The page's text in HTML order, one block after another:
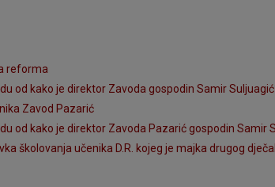
reforma
od kako je direktor Zavoda gospodin Samir
Zavod Pazarić
od kako je direktor Zavoda Pazarić gospodin Samir
školovanja učenika D.R. kojeg je majka drugog